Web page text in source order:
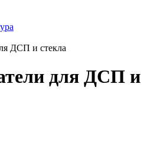
ДСП и стекла
для ДСП и